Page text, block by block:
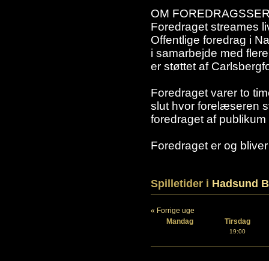
OM
Foredraget streames
Offentlige foredrag i
i samarbejde med
er støttet af
Foredraget varer to
slut hvor forelæseren
foredraget af publikum
Foredraget er og
Spilletider i Hadsund
« Forrige uge
Mandag
Tirsdag
19:00